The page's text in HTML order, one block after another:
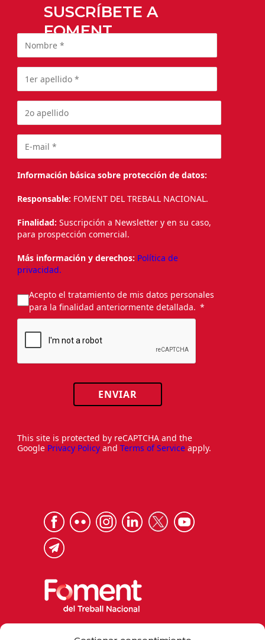
SUSCRÍBETE A
FOMENT
Información básica sobre protección de datos:
Responsable: FOMENT DEL TREBALL NACIONAL.
Finalidad: Suscripción a Newsletter y en su caso,
para prospección comercial.
Más información y derechos: Política de
privacidad.
Acepto el tratamiento de mis datos personales
para la finalidad anteriormente detallada.
ENVIAR
This site is protected by reCAPTCHA and the
Google Privacy Policy and Terms of Service apply.